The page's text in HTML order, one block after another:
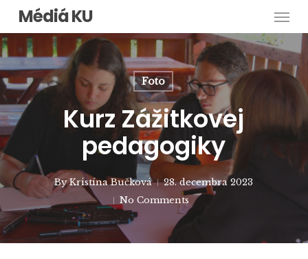
Skip
main
content
Médiá KU
Foto
Kurz Zážitkovej
pedagogiky
By Kristína Bučková
28. decembra 2023
No Comments